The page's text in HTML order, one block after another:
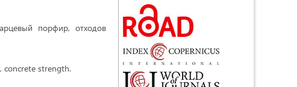
порфир, отходов
concrete strength.